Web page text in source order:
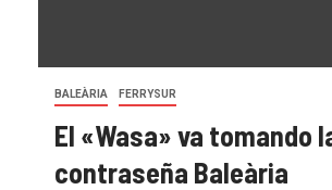
BALEÀRIA FERRYSUR
El «Wasa» va tomando
contraseña Baleària